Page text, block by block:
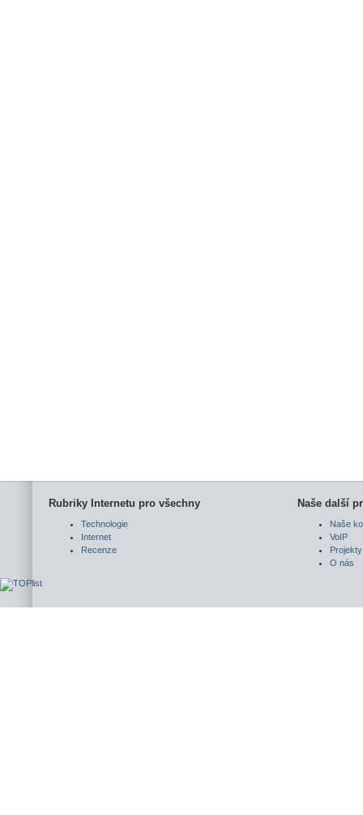
Rubriky Internetu pro všechny
Technologie
Internet
Recenze
Naše další
Naše
VoIP
Projekty
O nás